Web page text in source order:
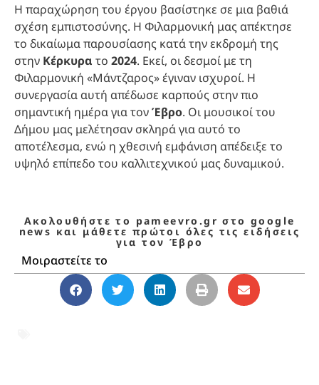
Η παραχώρηση του έργου βασίστηκε σε μια βαθιά
σχέση εμπιστοσύνης. Η Φιλαρμονική μας απέκτησε
το δικαίωμα παρουσίασης κατά την εκδρομή της
στην Κέρκυρα το 2024. Εκεί, οι δεσμοί με τη
Φιλαρμονική «Μάντζαρος» έγιναν ισχυροί. Η
συνεργασία αυτή απέδωσε καρπούς στην πιο
σημαντική ημέρα για τονΈβρο. Οι μουσικοί του
Δήμου μας μελέτησαν σκληρά για αυτό το
αποτέλεσμα, ενώ η χθεσινή εμφάνιση απέδειξε το
υψηλό επίπεδο του καλλιτεχνικού μας δυναμικού.
Ακολουθήστε το pameevro.gr στο google
news και μάθετε πρώτοι όλες τις ειδήσεις
για τον Έβρο
Μοιραστείτε το